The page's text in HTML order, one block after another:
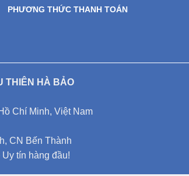
PHƯƠNG THỨC THANH TOÁN
THIÊN HÀ BẢO
Chí Minh, Việt Nam
CN Bến Thành
tín hàng đầu!